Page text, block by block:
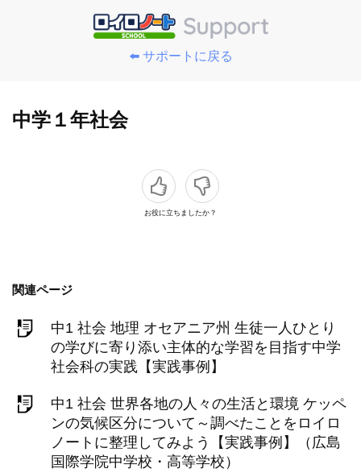
⬅️ サポートに戻る
中学１年社会
お役に立ちましたか？
関連ページ
中1 社会 地理 オセアニア州 生徒一人ひとり
の学びに寄り添い主体的な学習を目指す中学
社会科の実践【実践事例】
中1 社会 世界各地の人々の生活と環境 ケッペ
ンの気候区分について～調べたことをロイロ
ノートに整理してみよう【実践事例】（広島
国際学院中学校・高等学校）